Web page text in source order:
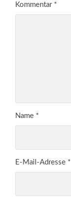
Kommentar *
Name *
E-Mail-Adresse *